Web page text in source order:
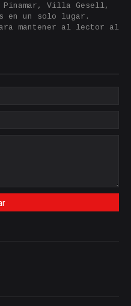
Pinamar, Villa Gesell,
en un solo lugar.
mantener al lector al